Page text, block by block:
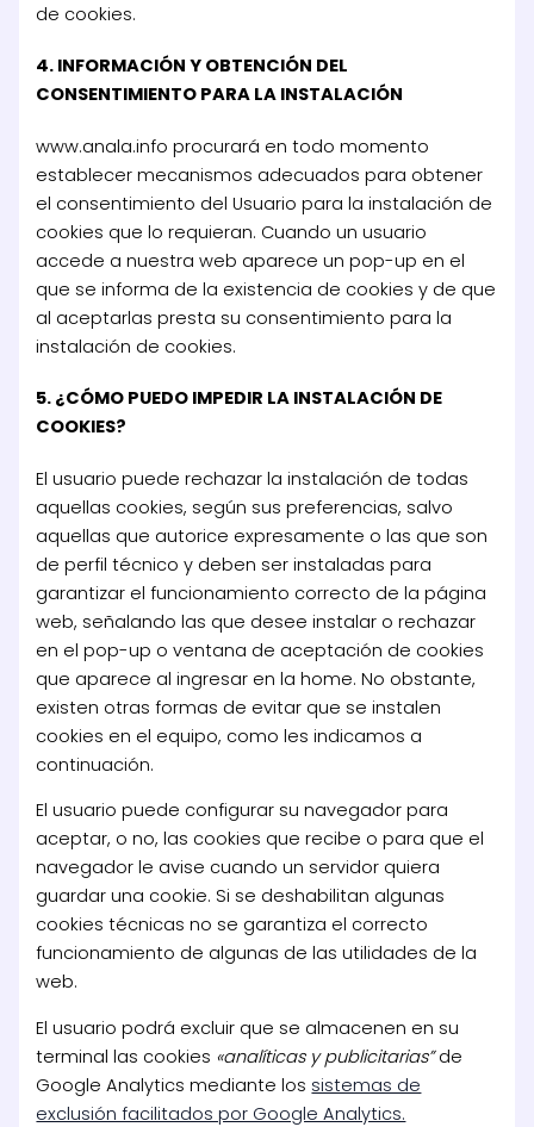
de cookies.
4. INFORMACIÓN Y OBTENCIÓN DEL
CONSENTIMIENTO PARA LA INSTALACIÓN
www.anala.info procurará en todo momento
establecer mecanismos adecuados para obtener
el consentimiento del Usuario para la instalación de
cookies que lo requieran. Cuando un usuario
accede a nuestra web aparece un pop-up en el
que se informa de la existencia de cookies y de que
al aceptarlas presta su consentimiento para la
instalación de cookies.
5. ¿CÓMO PUEDO IMPEDIR LA INSTALACIÓN DE
COOKIES?
El usuario puede rechazar la instalación de todas
aquellas cookies, según sus preferencias, salvo
aquellas que autorice expresamente o las que son
de perfil técnico y deben ser instaladas para
garantizar el funcionamiento correcto de la página
web, señalando las que desee instalar o rechazar
en el pop-up o ventana de aceptación de cookies
que aparece al ingresar en la home. No obstante,
existen otras formas de evitar que se instalen
cookies en el equipo, como les indicamos a
continuación.
El usuario puede configurar su navegador para
aceptar, o no, las cookies que recibe o para que el
navegador le avise cuando un servidor quiera
guardar una cookie. Si se deshabilitan algunas
cookies técnicas no se garantiza el correcto
funcionamiento de algunas de las utilidades de la
web.
El usuario podrá excluir que se almacenen en su
terminal las cookies «analíticas y publicitarias”de
Google Analytics mediante los sistemas de
exclusión facilitados por Google Analytics.